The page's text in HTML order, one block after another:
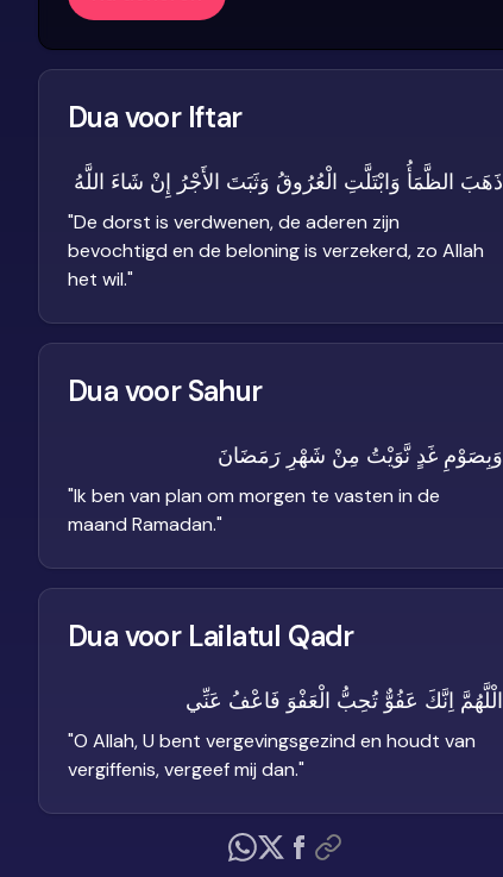
Dua voor Iftar
ذَهَبَ الظَّمَأُ وَابْتَلَّتِ الْعُرُوقُ وَثَبَتَ الأَجْرُ إِنْ شَاءَ اللَّهُ
"De dorst is verdwenen, de aderen zijn
bevochtigd en de beloning is verzekerd, zo Allah
het wil."
Dua voor Sahur
وَبِصَوْمِ غَدٍ نَّوَيْتُ مِنْ شَهْرِ رَمَضَانَ
"Ik ben van plan om morgen te vasten in de
maand Ramadan."
Dua voor Lailatul Qadr
الْلَّهُمَّ اِنَّكَ عَفُوٌّ تُحِبُّ الْعَفْوَ فَاعْفُ عَنِّي
"O Allah, U bent vergevingsgezind en houdt van
vergiffenis, vergeef mij dan."